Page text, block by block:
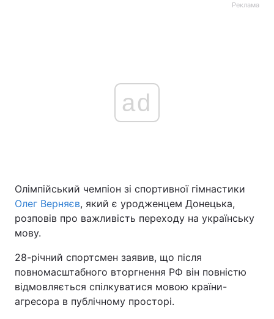
Реклама
ad
Олімпійський чемпіон зі спортивної гімнастики
Олег Верняєв, який є уродженцем Донецька,
розповів про важливість переходу на українську
мову.
28-річний спортсмен заявив, що після
повномасштабного вторгнення РФ він повністю
відмовляється спілкуватися мовою країни-
агресора в публічному просторі.